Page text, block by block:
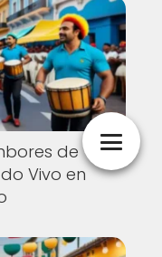
de
Vivo en